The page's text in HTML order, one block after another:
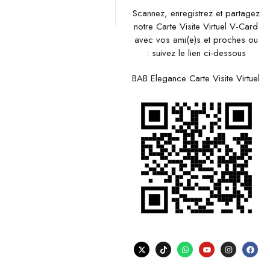
Scannez, enregistrez et partagez
notre Carte Visite Virtuel V-Card
avec vos ami(e)s et proches ou
suivez le lien ci-dessous :
BAB Elegance Carte Visite Virtuel